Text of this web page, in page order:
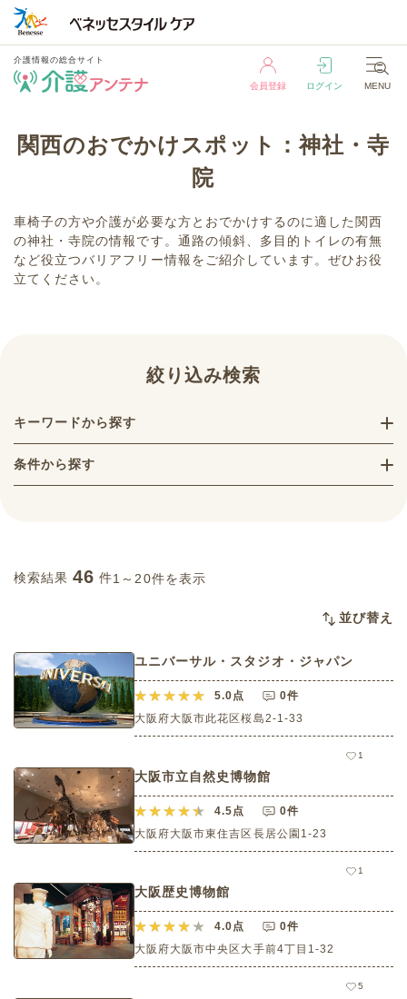
介護情報の総合サイト
会員登録 ログイン MENU
会員登録 ログイン MENU
関西のおでかけスポット：神社・寺
院
車椅子の方や介護が必要な方とおでかけするのに適した関西
の神社・寺院の情報です。通路の傾斜、多目的トイレの有無
など役立つバリアフリー情報をご紹介しています。ぜひお役
立てください。
絞り込み検索
キーワードから探す
条件から探す
検索結果 46 件1～20件を表示
並び替え
ユニバーサル・スタジオ・ジャパン
5.0点
0件
大阪府大阪市此花区桜島2-1-33
1
大阪市立自然史博物館
4.5点
0件
大阪府大阪市東住吉区長居公園1-23
1
大阪歴史博物館
4.0点
0件
大阪府大阪市中央区大手前4丁目1-32
5